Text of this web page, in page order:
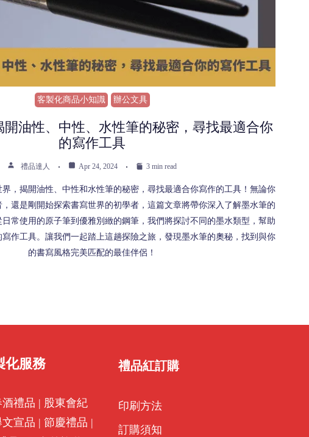
客製化商品小知識 辦公文具
開油性、中性、水性筆的秘密，尋找最適合你
的寫作工具
禮品達人 Apr 24, 2024 3 min read
，揭開油性、中性和水性筆的秘密，尋找最適合你寫作的工具！無論你
還是剛開始探索書寫世界的初學者，這篇文章將帶你深入了解墨水筆的
常使用的原子筆到優雅別緻的鋼筆，我們將探討不同的墨水類型，幫助
作工具。讓我們一起踏上這趟探險之旅，發現墨水筆的奧秘，找到與你
的書寫風格完美匹配的最佳伴侶！
化服務
酒禮品 | 股東會紀
宣品 | 節慶禮品 |
禮品紅訂購
印刷方法
訂購須知